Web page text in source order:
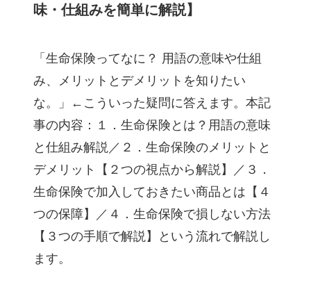
味・仕組みを簡単に解説】
「生命保険ってなに？ 用語の意味や仕組
み、メリットとデメリットを知りたい
な。」←こういった疑問に答えます。本記
事の内容：１．生命保険とは？用語の意味
と仕組み解説／２．生命保険のメリットと
デメリット【２つの視点から解説】／３．
生命保険で加入しておきたい商品とは【４
つの保障】／４．生命保険で損しない方法
【３つの手順で解説】という流れで解説し
ます。